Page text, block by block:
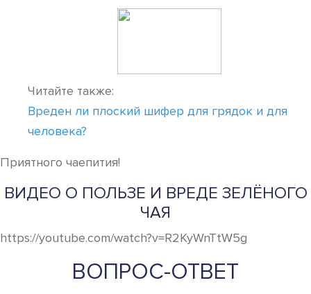
Читайте также:
Вреден ли плоский шифер для грядок и для
человека?
Приятного чаепития!
ВИДЕО О ПОЛЬЗЕ И ВРЕДЕ ЗЕЛЁНОГО
ЧАЯ
https://youtube.com/watch?v=R2KyWnTtW5g
ВОПРОС-ОТВЕТ